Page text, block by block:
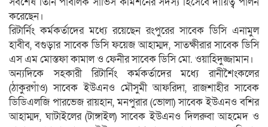
করেছেন।
রিটার্নিং কর্মকর্তাদের মধ্যে রয়েছেন রংপুরের সাবেক ডিসি এনামুল
হাবীব, বগুড়ার সাবেক ডিসি ফয়েজ আহাম্মদ, সাতক্ষীরার সাবেক ডিসি
এস এম মোস্তফা কামাল ও ফেনীর সাবেক ডিসি মো. ওয়াহিদুজ্জামান।
অন্যদিকে সহকারী রিটার্নিং কর্মকর্তাদের মধ্যে রানীশৈংকলের
(ঠাকুরগাঁও) সাবেক ইউএনও মৌসুমী আফরিদা, রাজশাহীর সাবেক
ডিডিএলজি পারভেজ রায়হান, মনপুরার (ভোলা) সাবেক ইউএনও বশির
আহাম্মদ, ঘাটাইলের (টাঙ্গাইল) সাবেক ইউএনও দিলরুবা আহমেদ ও